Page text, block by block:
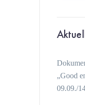
„Good
09.09./